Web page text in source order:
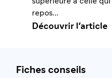
repos...
Découvrir l'article
Fiches conseils